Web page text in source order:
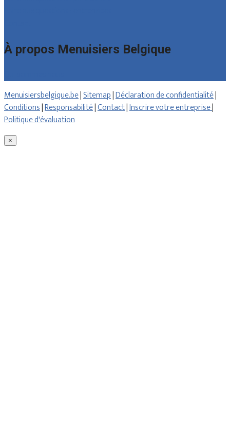
À propos Menuisiers Belgique
Menuisiersbelgique.be|Sitemap|Déclaration de confidentialité|
Conditions|Responsabilité|Contact|Inscrire votre entreprise|
Politique d'évaluation
×